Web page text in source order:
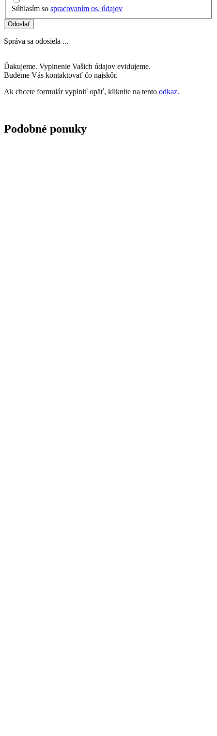
Súhlasím so spracovaním os. údajov
Odoslať
Správa sa odosiela ...
Ďakujeme. Vyplnenie Vašich údajov evidujeme.
Budeme Vás kontaktovať čo najskôr.
Ak chcete formulár vyplniť opäť, kliknite na tento odkaz.
Podobné ponuky